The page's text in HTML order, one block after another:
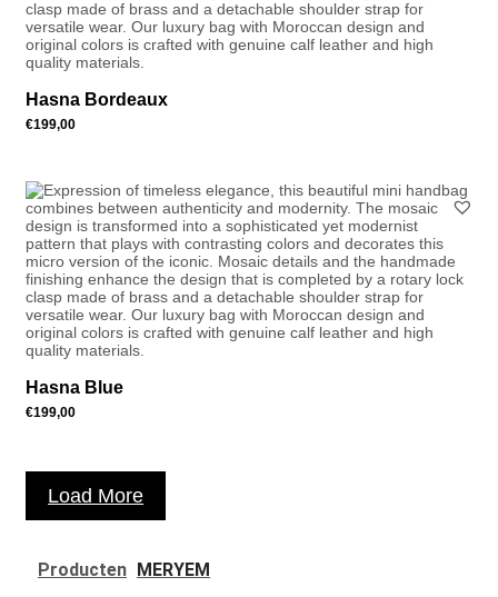
Hasna Bordeaux
€199,00
Hasna Blue
€199,00
Load More
Producten MERYEM